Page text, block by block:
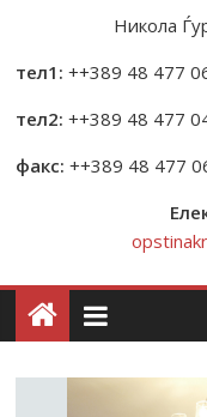
Никола
тел1: ++389 48 477
тел2: ++389 48 477
факс: ++389 48 477